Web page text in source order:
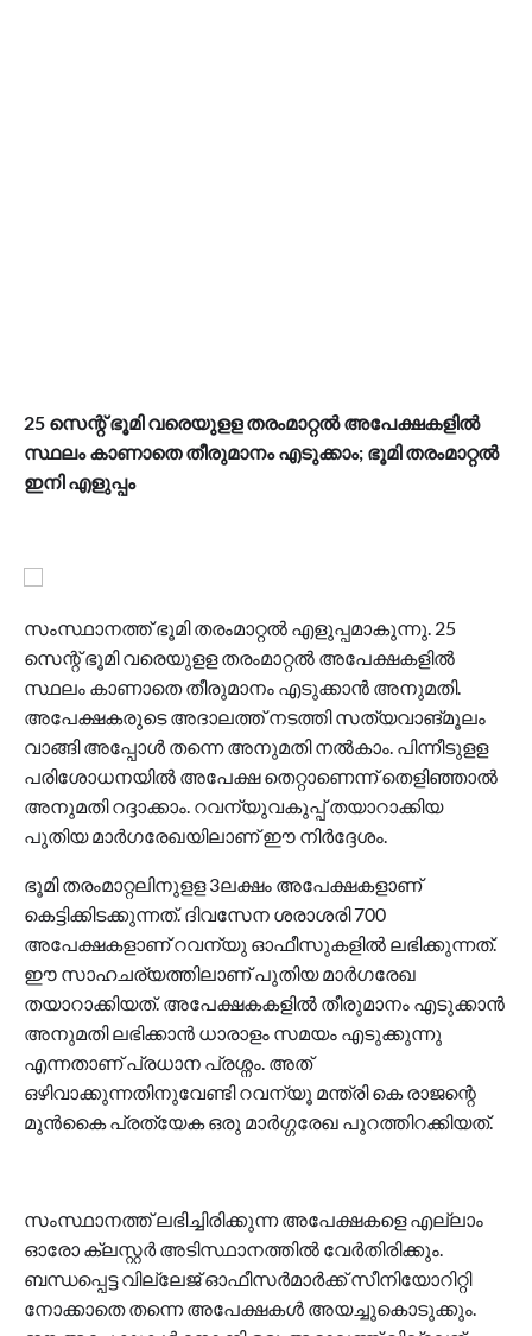
25 സെന്റ് ഭൂമി വരെയുളള തരംമാറ്റൽ അപേക്ഷകളിൽ
സ്ഥലം കാണാതെ തീരുമാനം എടുക്കാം; ഭൂമി തരംമാറ്റൽ
ഇനി എളുപ്പം
സംസ്ഥാനത്ത് ഭൂമി തരംമാറ്റൽ എളുപ്പമാകുന്നു. 25
സെന്റ് ഭൂമി വരെയുളള തരംമാറ്റൽ അപേക്ഷകളിൽ
സ്ഥലം കാണാതെ തീരുമാനം എടുക്കാൻ അനുമതി.
അപേക്ഷകരുടെ അദാലത്ത് നടത്തി സത്യവാങ്മൂലം
വാങ്ങി അപ്പോൾ തന്നെ അനുമതി നൽകാം. പിന്നീടുളള
പരിശോധനയിൽ അപേക്ഷ തെറ്റാണെന്ന് തെളിഞ്ഞാൽ
അനുമതി റദ്ദാക്കാം. റവന്യുവകുപ്പ് തയാറാക്കിയ
പുതിയ മാർഗരേഖയിലാണ് ഈ നിർദ്ദേശം.
ഭൂമി തരംമാറ്റലിനുളള 3ലക്ഷം അപേക്ഷകളാണ്
കെട്ടിക്കിടക്കുന്നത്. ദിവസേന ശരാശരി 700
അപേക്ഷകളാണ് റവന്യു ഓഫീസുകളിൽ ലഭിക്കുന്നത്.
ഈ സാഹചര്യത്തിലാണ് പുതിയ മാർഗരേഖ
തയാറാക്കിയത്. അപേക്ഷകകളിൽ തീരുമാനം എടുക്കാൻ
അനുമതി ലഭിക്കാൻ ധാരാളം സമയം എടുക്കുന്നു
എന്നതാണ് പ്രധാന പ്രശ്നം. അത്
ഒഴിവാക്കുന്നതിനുവേണ്ടി റവന്യൂ മന്ത്രി കെ രാജന്റെ
മുൻകൈ പ്രത്യേക ഒരു മാർഗ്ഗരേഖ പുറത്തിറക്കിയത്.
സംസ്ഥാനത്ത് ലഭിച്ചിരിക്കുന്ന അപേക്ഷകളെ എല്ലാം
ഓരോ ക്ലസ്റ്റർ അടിസ്ഥാനത്തിൽ വേർതിരിക്കും.
ബന്ധപ്പെട്ട വില്ലേജ് ഓഫീസർമാർക്ക് സീനിയോറിറ്റി
നോക്കാതെ തന്നെ അപേക്ഷകൾ അയച്ചുകൊടുക്കും.